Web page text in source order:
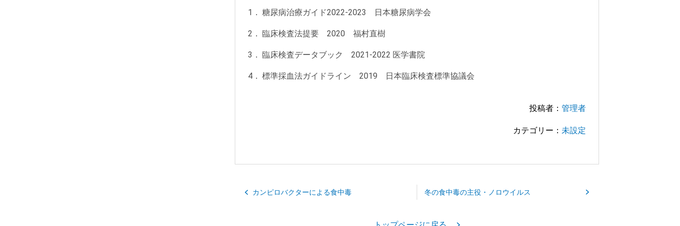
糖尿病治療ガイド2022-2023 日本糖尿病学会
臨床検査法提要 2020 福村直樹
臨床検査データブック 2021-2022 医学書院
標準採血法ガイドライン 2019 日本臨床検査標準協議会
投稿者： 管理者
カテゴリー： 未設定
カンピロバクターによる食中毒 冬の食中毒の主役・ノロウイルス